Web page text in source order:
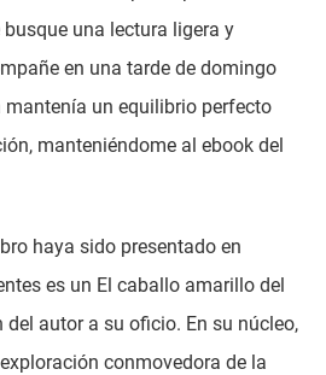
una lectura ligera y
en una tarde de domingo
mantenía un equilibrio perfecto
manteniéndome al ebook del
haya sido presentado en
es un El caballo amarillo del
autor a su oficio. En su núcleo,
conmovedora de la